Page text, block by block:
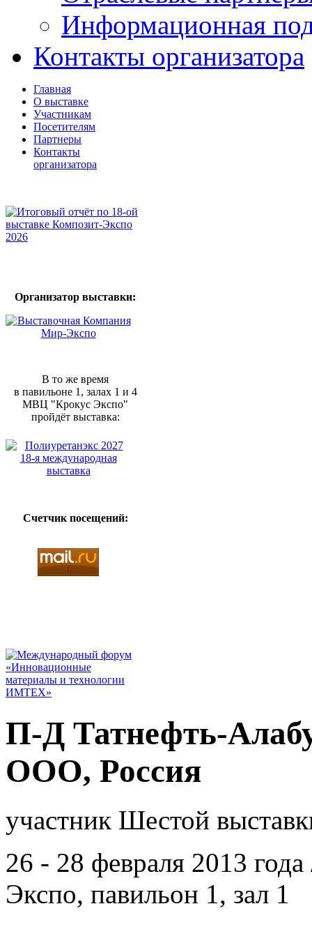
Информационная
Контакты организатора
Главная
О выставке
Участникам
Посетителям
Партнеры
Контакты
организатора
Организатор выставки:
В то же время
в павильоне 1, залах 1 и 4
МВЦ "Крокус Экспо"
пройдёт выставка:
Счетчик посещений:
П-Д Татнефть-
ООО, Россия
участник Шестой
26 - 28 февраля 2013
Экспо, павильон 1, зал 1